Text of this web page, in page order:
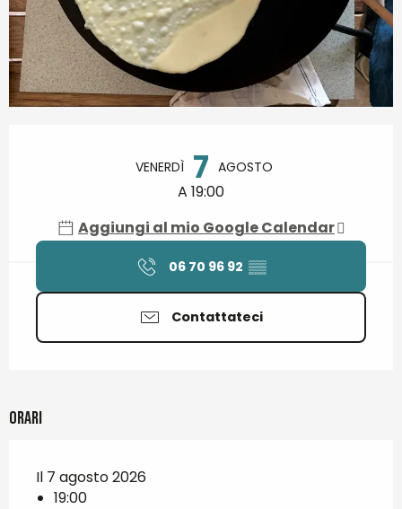
VENERDÌ 7 AGOSTO
A 19:00
Aggiungi al mio Google Calendar
06 70 96 92 ▒▒
Contattateci
Orari
Il 7 agosto 2026
19:00